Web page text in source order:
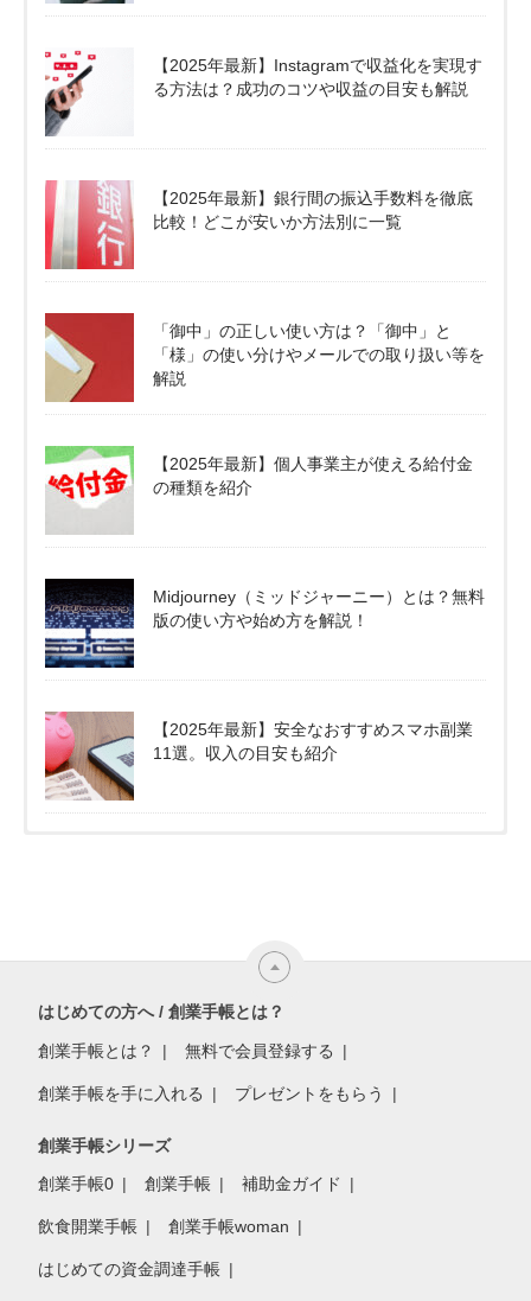
【2025年最新】Instagramで収益化を実現す
る方法は？成功のコツや収益の目安も解説
【2025年最新】銀行間の振込手数料を徹底
比較！どこが安いか方法別に一覧
「御中」の正しい使い方は？「御中」と
「様」の使い分けやメールでの取り扱い等を
解説
【2025年最新】個人事業主が使える給付金
の種類を紹介
Midjourney（ミッドジャーニー）とは？無料
版の使い方や始め方を解説！
【2025年最新】安全なおすすめスマホ副業
11選。収入の目安も紹介
はじめての方へ / 創業手帳とは？
創業手帳とは？ 無料で会員登録する
創業手帳を手に入れる プレゼントをもらう
創業手帳シリーズ
創業手帳0 創業手帳 補助金ガイド
飲食開業手帳 創業手帳woman
はじめての資金調達手帳